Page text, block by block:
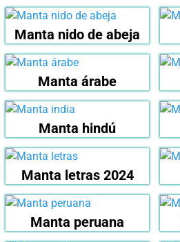
Manta nido de abeja
Manta árabe
Manta hindú
Manta letras 2024
Manta peruana